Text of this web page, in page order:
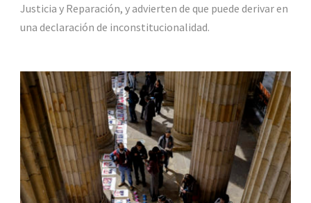
Justicia y Reparación, y advierten de que puede derivar en
una declaración de inconstitucionalidad.